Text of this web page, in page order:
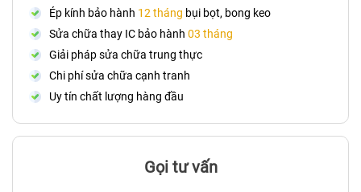
Ép kính bảo hành 12 tháng bụi bọt, bong keo
Sửa chữa thay IC bảo hành 03 tháng
Giải pháp sửa chữa trung thực
Chi phí sửa chữa cạnh tranh
Uy tín chất lượng hàng đầu
Gọi tư vấn